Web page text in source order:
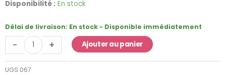
Disponibilité : En stock
Délai de livraison: En stock - Disponible immédiatement
-
quantité
Château
Gonflable
Chantier
Construction
+ Ajouter au panier
UGS 067